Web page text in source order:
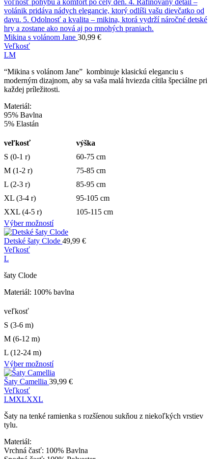
Mikina s volánom Jane 30,99 €
Veľkosť
LM
“Mikina s volánom Jane” kombinuje klasickú eleganciu s
moderným dizajnom, aby sa vaša malá hviezda cítila špeciálne pri
každej príležitosti.
Materiál:
95% Bavlna
5% Elastán
veľkosť
výška
S (0-1 r)
60-75 cm
M (1-2 r)
75-85 cm
L (2-3 r)
85-95 cm
XL (3-4 r)
95-105 cm
XXL (4-5 r)
105-115 cm
Výber možností
Detské šaty Clode 49,99 €
Veľkosť
L
šaty Clode
Materiál: 100% bavlna
veľkosť
S (3-6 m)
M (6-12 m)
L (12-24 m)
Výber možností
Šaty Camellia 39,99 €
Veľkosť
LMXLXXL
Šaty na tenké ramienka s rozšíenou sukňou z niekoľkých vrstiev
tylu.
Materiál:
Vrchná časť: 100% Bavlna